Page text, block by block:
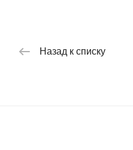
Назад к списку